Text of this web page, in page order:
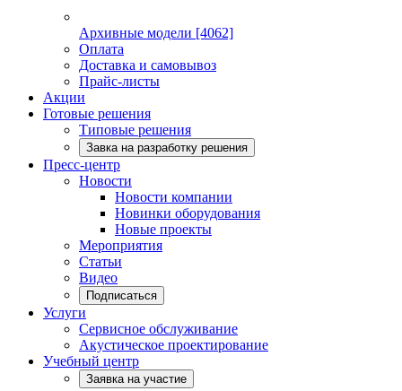
Архивные модели [4062]
Оплата
Доставка и самовывоз
Прайс-листы
Акции
Готовые решения
Типовые решения
Завка на разработку решения
Пресс-центр
Новости
Новости компании
Новинки оборудования
Новые проекты
Мероприятия
Статьи
Видео
Подписаться
Услуги
Сервисное обслуживание
Акустическое проектирование
Учебный центр
Заявка на участие